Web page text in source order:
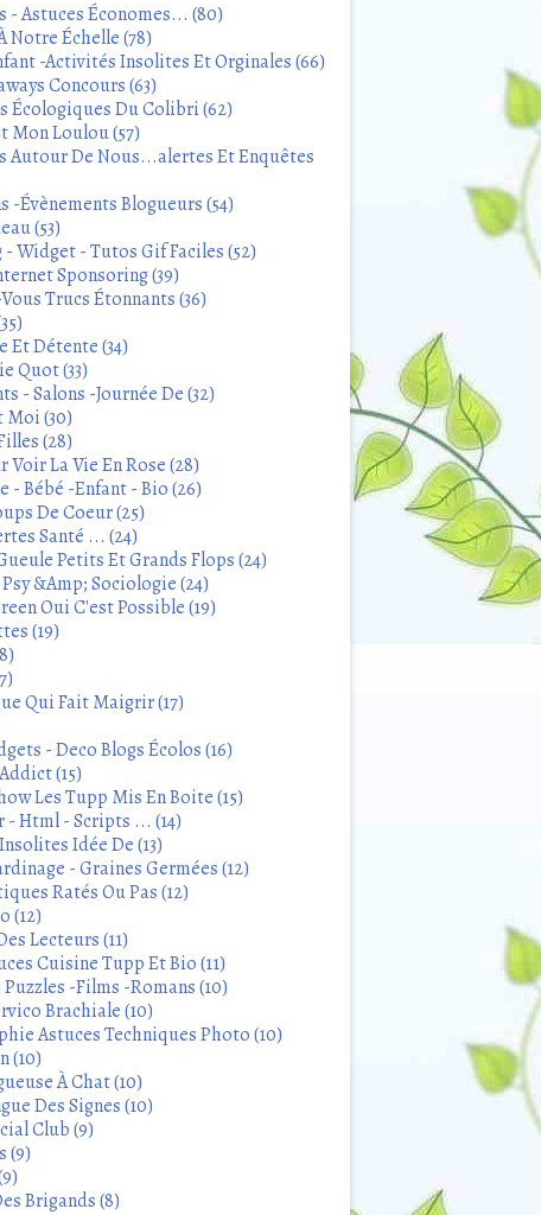
- Astuces Économes... (80)
Notre Échelle (78)
-Activités Insolites Et Orginales (66)
Concours (63)
Écologiques Du Colibri (62)
Mon Loulou (57)
Autour De Nous...alertes Et Enquêtes
-Évènements Blogueurs (54)
(53)
- Widget - Tutos Gif Faciles (52)
Sponsoring (39)
Trucs Étonnants (36)
Et Détente (34)
Quot (33)
- Salons -Journée De (32)
Moi (30)
(28)
Voir La Vie En Rose (28)
- Bébé -Enfant - Bio (26)
De Coeur (25)
Santé ... (24)
Petits Et Grands Flops (24)
&Amp; Sociologie (24)
Oui C'est Possible (19)
(19)
Qui Fait Maigrir (17)
- Deco Blogs Écolos (16)
(15)
Les Tupp Mis En Boite (15)
- Html - Scripts ... (14)
Idée De (13)
- Graines Germées (12)
Ratés Ou Pas (12)
(12)
Lecteurs (11)
Cuisine Tupp Et Bio (11)
Puzzles -Films -Romans (10)
Brachiale (10)
Astuces Techniques Photo (10)
(10)
À Chat (10)
Des Signes (10)
Club (9)
(9)
Brigands (8)